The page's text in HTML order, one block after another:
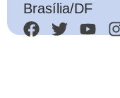
Brasília/DF